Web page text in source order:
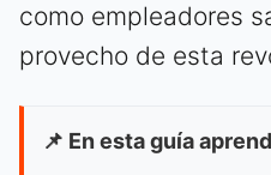
como empleadores
provecho de esta
📌 En esta guía